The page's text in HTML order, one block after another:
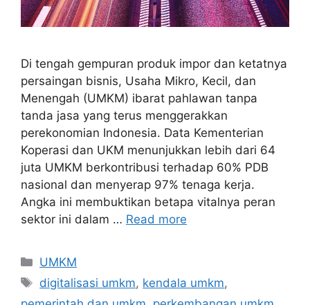
Di tengah gempuran produk impor dan ketatnya
persaingan bisnis, Usaha Mikro, Kecil, dan
Menengah (UMKM) ibarat pahlawan tanpa
tanda jasa yang terus menggerakkan
perekonomian Indonesia. Data Kementerian
Koperasi dan UKM menunjukkan lebih dari 64
juta UMKM berkontribusi terhadap 60% PDB
nasional dan menyerap 97% tenaga kerja.
Angka ini membuktikan betapa vitalnya peran
sektor ini dalam … Read more
UMKM
digitalisasi umkm, kendala umkm,